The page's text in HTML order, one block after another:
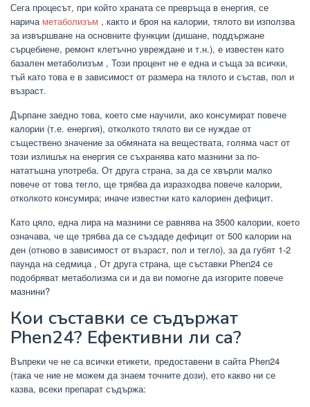
Сега процесът, при който храната се превръща в енергия, се
нарича метаболизъм , както и броя на калории, тялото ви използва
за извършване на основните функции (дишане, поддържане
сърцебиене, ремонт клетъчно увреждане и т.н.), е известен като
базален метаболизъм , Този процент не е една и съща за всички,
тъй като това е в зависимост от размера на тялото и състав, пол и
възраст.
Дърпане заедно това, което сме научили, ако консумират повече
калории (т.е. енергия), отколкото тялото ви се нуждае от
съществено значение за обмяната на веществата, голяма част от
този излишък на енергия се съхранява като мазнини за по-
нататъшна употреба. От друга страна, за да се хвърли малко
повече от това тегло, ще трябва да изразходва повече калории,
отколкото консумира; иначе известни като калориен дефицит.
Като цяло, една лира на мазнини се равнява на 3500 калории, което
означава, че ще трябва да се създаде дефицит от 500 калории на
ден (отново в зависимост от възраст, пол и тегло), за да губят 1-2
паунда на седмица , От друга страна, ще съставки Phen24 се
подобряват метаболизма си и да ви помогне да изгорите повече
мазнини?
Кои съставки се съдържат
Phen24? Ефективни ли са?
Въпреки че не са всички етикети, предоставени в сайта Phen24
(така че ние не можем да знаем точните дози), ето какво ни се
казва, всеки препарат съдържа: